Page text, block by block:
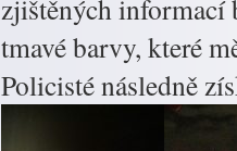
zjištěných informací
tmavé barvy, které
Policisté následně